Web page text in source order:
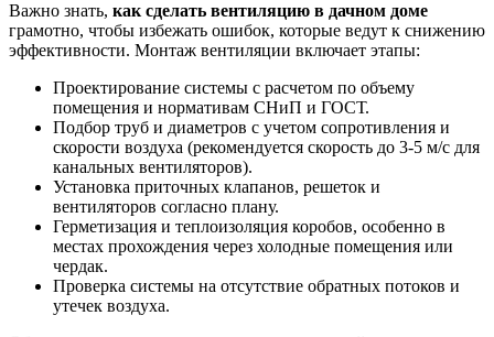
Важно знать, как сделать вентиляцию в дачном доме
грамотно, чтобы избежать ошибок, которые ведут к снижению
эффективности. Монтаж вентиляции включает этапы:
Проектирование системы с расчетом по объему
помещения и нормативам СНиП и ГОСТ.
Подбор труб и диаметров с учетом сопротивления и
скорости воздуха (рекомендуется скорость до 3-5 м/с для
канальных вентиляторов).
Установка приточных клапанов, решеток и
вентиляторов согласно плану.
Герметизация и теплоизоляция коробов, особенно в
местах прохождения через холодные помещения или
чердак.
Проверка системы на отсутствие обратных потоков и
утечек воздуха.